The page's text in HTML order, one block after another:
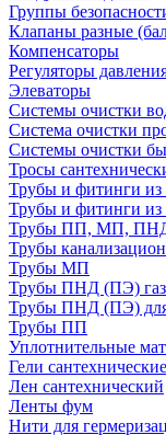
Группы
Клапаны разные
Компенсаторы
Регуляторы
Элеваторы
Системы очистки
Система очистки
Системы очистки
Тросы
Трубы и фитинги из
Трубы и фитинги
Трубы ПП, МП,
Трубы
Трубы МП
Трубы ПНД (ПЭ)
Трубы ПНД (ПЭ)
Трубы ПП
Уплотнительные
Гели
Лен сантехнический
Ленты фум
Нити для